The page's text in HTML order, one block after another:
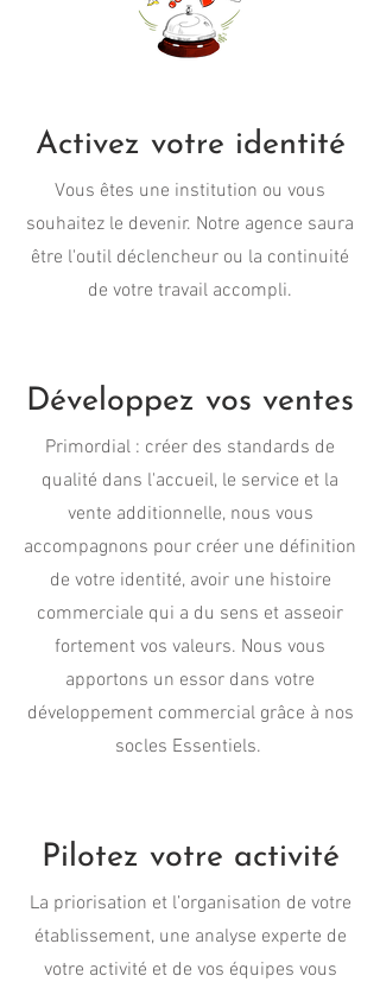
Activez votre identité
Vous êtes une institution ou vous
souhaitez le devenir. Notre agence saura
être l'outil déclencheur ou la continuité
de votre travail accompli.
Développez vos ventes
Primordial : créer des standards de
qualité dans l'accueil, le service et la
vente additionnelle, nous vous
accompagnons pour créer une définition
de votre identité, avoir une histoire
commerciale qui a du sens et asseoir
fortement vos valeurs. Nous vous
apportons un essor dans votre
développement commercial grâce à nos
socles Essentiels.
Pilotez votre activité
La priorisation et l’organisation de votre
établissement, une analyse experte de
votre activité et de vos équipes vous